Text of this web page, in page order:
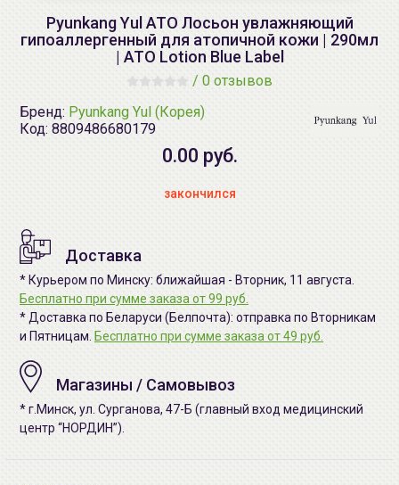
Pyunkang Yul ATO Лосьон увлажняющий
гипоаллергенный для атопичной кожи | 290мл
| ATO Lotion Blue Label
/ 0 отзывов
Бренд: Pyunkang Yul (Корея)
Код: 8809486680179
0.00 руб.
закончился
Доставка
* Курьером по Минску: ближайшая - Вторник, 11 августа.
Бесплатно при сумме заказа от 99 руб.
* Доставка по Беларуси (Белпочта): отправка по Вторникам
и Пятницам. Бесплатно при сумме заказа от 49 руб.
Магазины / Самовывоз
* г.Минск, ул. Сурганова, 47-Б (главный вход медицинский
центр “НОРДИН”).